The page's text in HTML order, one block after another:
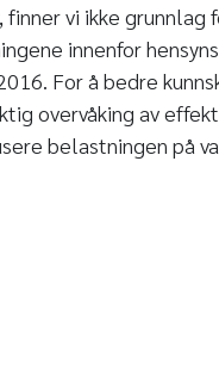
vi ikke grunnlag
innenfor
For å bedre
overvåking av
belastningen på